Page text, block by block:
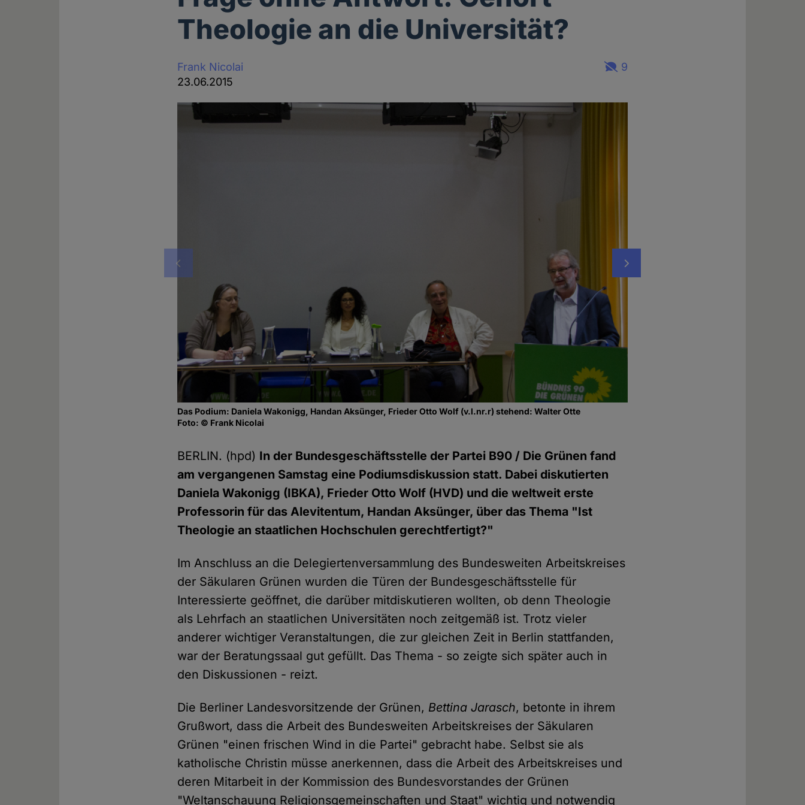
Theologie an die Universität?
Frank Nicolai
23.06.2015
9
Das Podium: Daniela Wakonigg, Handan Aksünger, Frieder Otto Wolf (v.l.nr.r) stehend: Walter Otte
Foto: © Frank Nicolai
BERLIN. (hpd) In der Bundesgeschäftsstelle der Partei B90 / Die Grünen fand
am vergangenen Samstag eine Podiumsdiskussion statt. Dabei diskutierten
Daniela Wakonigg (IBKA), Frieder Otto Wolf (HVD) und die weltweit erste
Professorin für das Alevitentum, Handan Aksünger, über das Thema "Ist
Theologie an staatlichen Hochschulen gerechtfertigt?"
Im Anschluss an die Delegiertenversammlung des Bundesweiten Arbeitskreises
der Säkularen Grünen wurden die Türen der Bundesgeschäftsstelle für
Interessierte geöffnet, die darüber mitdiskutieren wollten, ob denn Theologie
als Lehrfach an staatlichen Universitäten noch zeitgemäß ist. Trotz vieler
anderer wichtiger Veranstaltungen, die zur gleichen Zeit in Berlin stattfanden,
war der Beratungssaal gut gefüllt. Das Thema - so zeigte sich später auch in
den Diskussionen - reizt.
Die Berliner Landesvorsitzende der Grünen, Bettina Jarasch, betonte in ihrem
Grußwort, dass die Arbeit des Bundesweiten Arbeitskreises der Säkularen
Grünen "einen frischen Wind in die Partei" gebracht habe. Selbst sie als
katholische Christin müsse anerkennen, dass die Arbeit des Arbeitskreises und
deren Mitarbeit in der Kommission des Bundesvorstandes der Grünen
"Weltanschauung Religionsgemeinschaften und Staat" wichtig und notwendig